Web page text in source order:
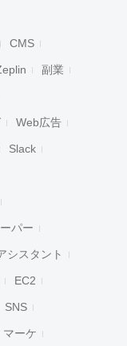
CMS
副業
Web広告
Slack
パー
シスタント
EC2
SNS
マーケ